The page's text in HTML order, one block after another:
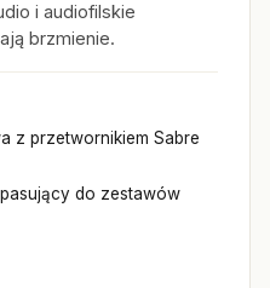
i audiofilskie
brzmienie.
z przetwornikiem Sabre
do zestawów